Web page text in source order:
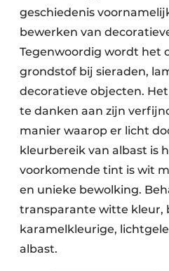
geschiedenis
bewerken van
Tegenwoordig wordt het
grondstof bij sieraden,
decoratieve objecten.
te danken aan zijn
manier waarop er licht
kleurbereik van albast is
voorkomende tint is wit
en unieke bewolking.
transparante witte kleur,
karamelkleurige,
albast.